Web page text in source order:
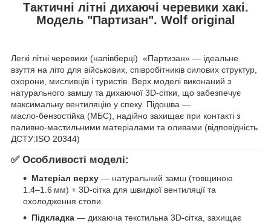
Тактичні літні дихаючі черевики хакі.
Модель "Партизан". Wolf original
Легкі літні черевики (напівберці) «Партизан» — ідеальне
взуття на літо для військових, співробітників силових структур,
охорони, мисливців і туристів. Верх моделі виконаний з
натурального замшу та дихаючої 3D‑сітки, що забезпечує
максимальну вентиляцію у спеку. Підошва —
масло‑бензостійка (МБС), надійно захищає при контакті з
паливно-мастильними матеріалами та оливами (відповідність
ДСТУ:ISO 20344)
✅ Особливості моделі:
Матеріал верху — натуральний замш (товщиною
1.4–1.6 мм) + 3D‑сітка для швидкої вентиляції та
охолодження стопи
Підкладка — дихаюча текстильна 3D‑сітка, захищає